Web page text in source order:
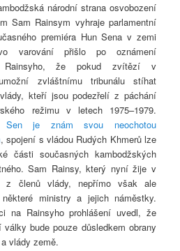
národní strana osvobození
Sam Rainsym vyhraje parlamentní
premiéra Hun Sena v zemi
varování přišlo po oznámení
Rainsyho, že pokud zvítězí v
zvláštnímu tribunálu stíhat
kteří jsou podezřelí z páchání
režimu v letech 1975–1979.
Sen je znám svou neochotou
, spojení s vládou Rudých Khmerů lze
části současných kambodžských
Sam Rainsy, který nyní žije v
z členů vlády, nepřímo však ale
ministry a jejich náměstky.
na Rainsyho prohlášení uvedl, že
bude pouze důsledkem obrany
vlády země.